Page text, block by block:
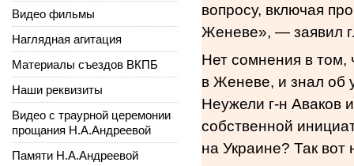
вопросу, включая
Женеве», — заявил
Нет сомнения в том,
в Женеве, и знал об
Неужели г-н Аваков
собственной
на Украине? Так вот
Видео фильмы
Наглядная агитация
Материалы съездов ВКПБ
Наши реквизиты
Видео с траурной церемонии
прощания Н.А.Андреевой
Памяти Н.А.Андреевой